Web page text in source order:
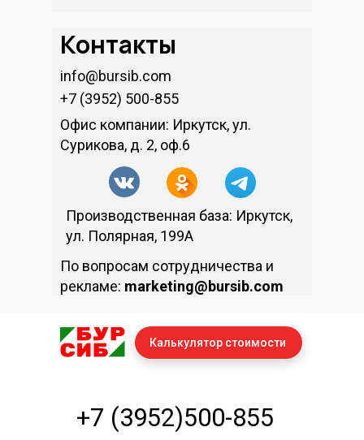
Контакты
+7 (3952) 500-855
Офис компании: Иркутск, ул.
Сурикова, д. 2, оф.6
info@bursib.com
По вопросам сотрудничества и
рекламе: marketing@bursib.com
Производственная база: Иркутск,
ул. Полярная, 199А
+7 (3952)500-855
Калькулятор стоимости